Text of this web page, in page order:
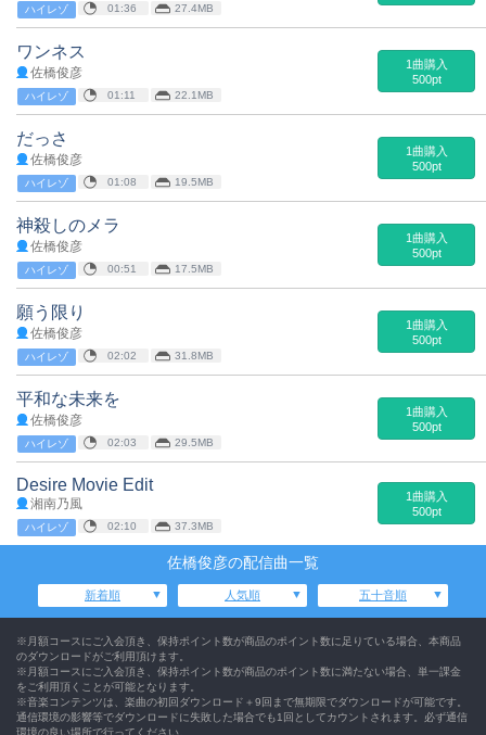
ハイレゾ 01:36 27.4MB
ワンネス
佐橋俊彦
ハイレゾ 01:11 22.1MB
1曲購入
500pt
だっさ
佐橋俊彦
ハイレゾ 01:08 19.5MB
1曲購入
500pt
神殺しのメラ
佐橋俊彦
ハイレゾ 00:51 17.5MB
1曲購入
500pt
願う限り
佐橋俊彦
ハイレゾ 02:02 31.8MB
1曲購入
500pt
平和な未来を
佐橋俊彦
ハイレゾ 02:03 29.5MB
1曲購入
500pt
Desire Movie Edit
湘南乃風
ハイレゾ 02:10 37.3MB
1曲購入
500pt
佐橋俊彦の配信曲一覧
新着順 人気順 五十音順
※月額コースにご入会頂き、保持ポイント数が商品のポイント数に足りている場合、本商品
のダウンロードがご利用頂けます。
※月額コースにご入会頂き、保持ポイント数が商品のポイント数に満たない場合、単一課金
をご利用頂くことが可能となります。
※音楽コンテンツは、楽曲の初回ダウンロード＋9回まで無期限でダウンロードが可能です。
通信環境の影響等でダウンロードに失敗した場合でも1回としてカウントされます。必ず通信
環境の良い場所で行ってください。